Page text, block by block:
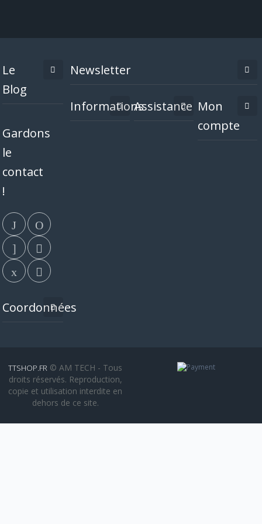
Le
Blog
Gardons
le
contact
!
Coordonnées
Newsletter
InformationsAssistance Mon
compte
TTSHOP.FR © AM TECH - Tous
droits réservés. Reproduction,
copie et utilisation interdite en
dehors de ce site.